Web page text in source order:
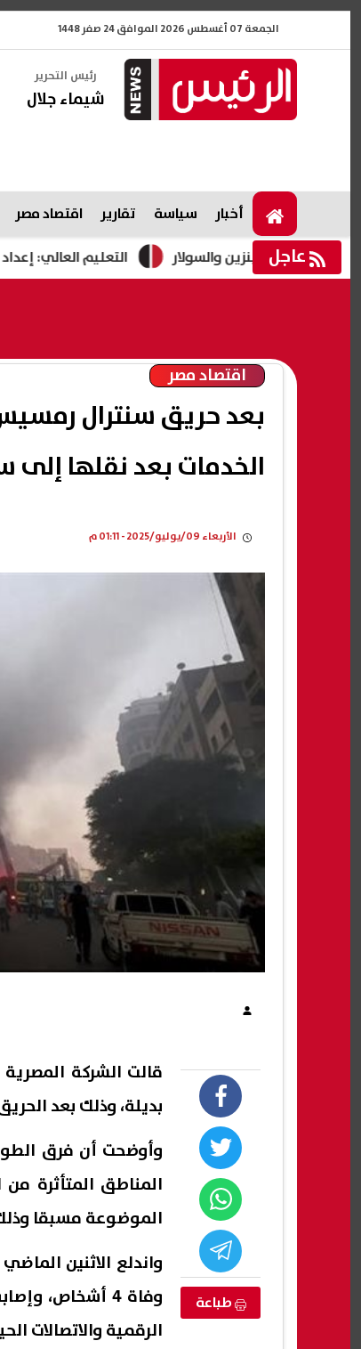
الجمعة 07 أغسطس 2026 الموافق 24 صفر 1448
رئيس التحرير
شيماء جلال
أخبار سياسة تقارير اقتصاد مصر
عاجل التعليم العالي: إعداد كوادر البنزين والسولار
اقتصاد مصر
بعد حريق سنترال
الخدمات بعد نقلها إلى
الأربعاء 09/يوليو/2025 - 01:11 م
طباعة
قالت الشركة المصرية
بديلة، وذلك بعد
وأوضحت أن فرق
المناطق المتأثرة
الموضوعة مسبقا
واندلع الاثنين
الرقمية والاتصالات